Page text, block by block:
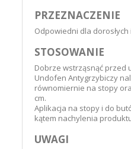
PRZEZNACZENIE
Odpowiedni dla
STOSOWANIE
Dobrze wstrząsnąć przed
Undofen Antygrzybiczy
równomiernie na stopy
cm.
Aplikacja na stopy i do
kątem nachylenia
UWAGI